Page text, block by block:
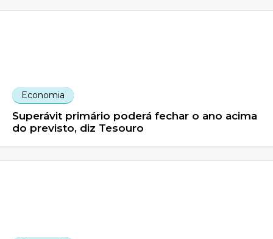
Economia
Superávit primário poderá fechar o ano acima
do previsto, diz Tesouro